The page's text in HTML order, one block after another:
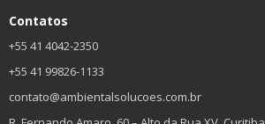
Contatos
+55 41 4042-2350
+55 41 99826-1133
contato@ambientalsolucoes.com.br